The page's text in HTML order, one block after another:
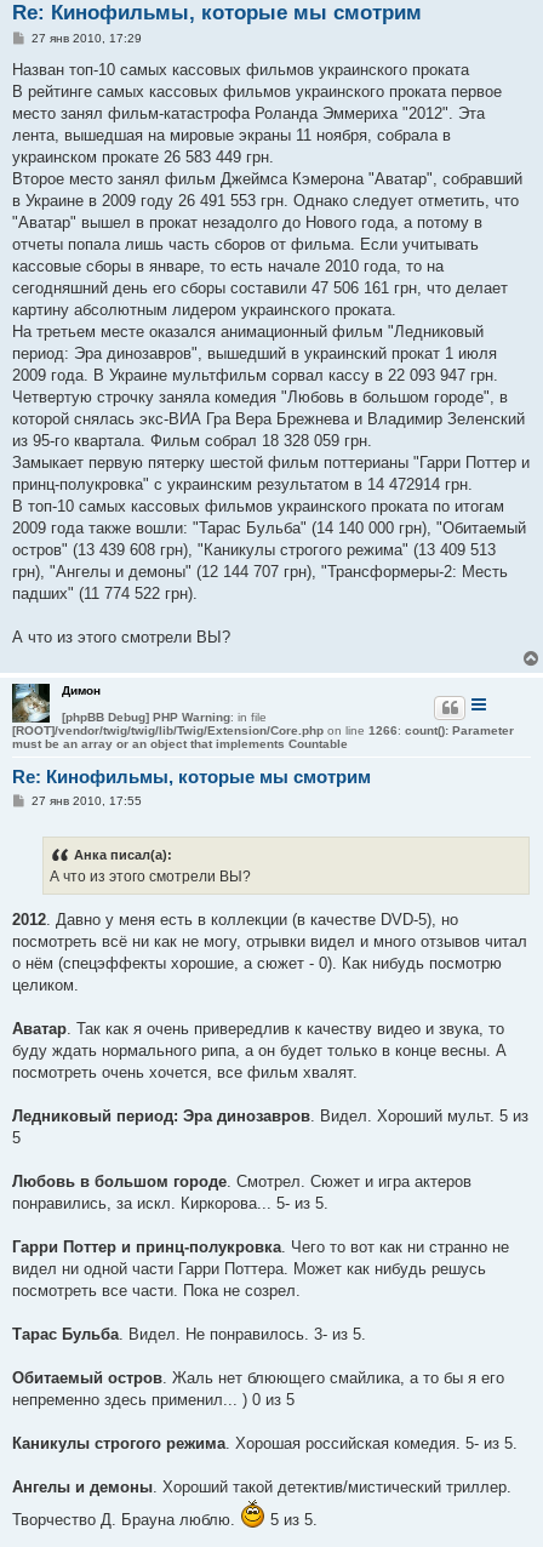
Re: Кинофильмы, которые мы смотрим
С
о
щ
е
и
е
27 янв 2010, 17:29
Назван топ-10 самых кассовых фильмов украинского проката
В рейтинге самых кассовых фильмов украинского проката первое
место занял фильм-катастрофа Роланда Эммериха "2012". Эта
лента, вышедшая на мировые экраны 11 ноября, собрала в
украинском прокате 26 583 449 грн.
Второе место занял фильм Джеймса Кэмерона "Аватар", собравший
в Украине в 2009 году 26 491 553 грн. Однако следует отметить, что
"Аватар" вышел в прокат незадолго до Нового года, а потому в
отчеты попала лишь часть сборов от фильма. Если учитывать
кассовые сборы в январе, то есть начале 2010 года, то на
сегодняшний день его сборы составили 47 506 161 грн, что делает
картину абсолютным лидером украинского проката.
На третьем месте оказался анимационный фильм "Ледниковый
период: Эра динозавров", вышедший в украинский прокат 1 июля
2009 года. В Украине мультфильм сорвал кассу в 22 093 947 грн.
Четвертую строчку заняла комедия "Любовь в большом городе", в
которой снялась экс-ВИА Гра Вера Брежнева и Владимир Зеленский
из 95-го квартала. Фильм собрал 18 328 059 грн.
Замыкает первую пятерку шестой фильм поттерианы "Гарри Поттер и
принц-полукровка" с украинским результатом в 14 472914 грн.
В топ-10 самых кассовых фильмов украинского проката по итогам
2009 года также вошли: "Тарас Бульба" (14 140 000 грн), "Обитаемый
остров" (13 439 608 грн), "Каникулы строгого режима" (13 409 513
грн), "Ангелы и демоны" (12 144 707 грн), "Трансформеры-2: Месть
падших" (11 774 522 грн).
А что из этого смотрели ВЫ?
Димон
[phpBB Debug] PHP Warning: in file
[ROOT]/vendor/twig/twig/lib/Twig/Extension/Core.php on line 1266: count(): Parameter
must be an array or an object that implements Countable
Re: Кинофильмы, которые мы смотрим
С
е
27 янв 2010, 17:55
Анка писал(а):
А что из этого смотрели ВЫ?
2012. Давно у меня есть в коллекции (в качестве DVD-5), но
посмотреть всё ни как не могу, отрывки видел и много отзывов читал
о нём (спецэффекты хорошие, а сюжет - 0). Как нибудь посмотрю
целиком.
Аватар. Так как я очень привередлив к качеству видео и звука, то
буду ждать нормального рипа, а он будет только в конце весны. А
посмотреть очень хочется, все фильм хвалят.
Ледниковый период: Эра динозавров. Видел. Хороший мульт. 5 из
5
Любовь в большом городе. Смотрел. Сюжет и игра актеров
понравились, за искл. Киркорова... 5- из 5.
Гарри Поттер и принц-полукровка. Чего то вот как ни странно не
видел ни одной части Гарри Поттера. Может как нибудь решусь
посмотреть все части. Пока не созрел.
Тарас Бульба. Видел. Не понравилось. 3- из 5.
Обитаемый остров. Жаль нет блюющего смайлика, а то бы я его
непременно здесь применил... ) 0 из 5
Каникулы строгого режима. Хорошая российская комедия. 5- из 5.
Ангелы и демоны. Хороший такой детектив/мистический триллер.
Творчество Д. Брауна люблю.
5 из 5.